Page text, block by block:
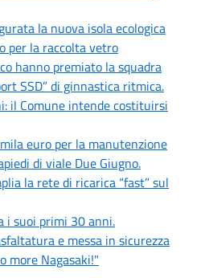
la nuova isola ecologica
per la raccolta vetro
hanno premiato la squadra
SSD” di ginnastica ritmica.
il Comune intende costituirsi
euro per la manutenzione
di viale Due Giugno.
la rete di ricarica “fast” sul
i suoi primi 30 anni.
e messa in sicurezza
more Nagasaki!"